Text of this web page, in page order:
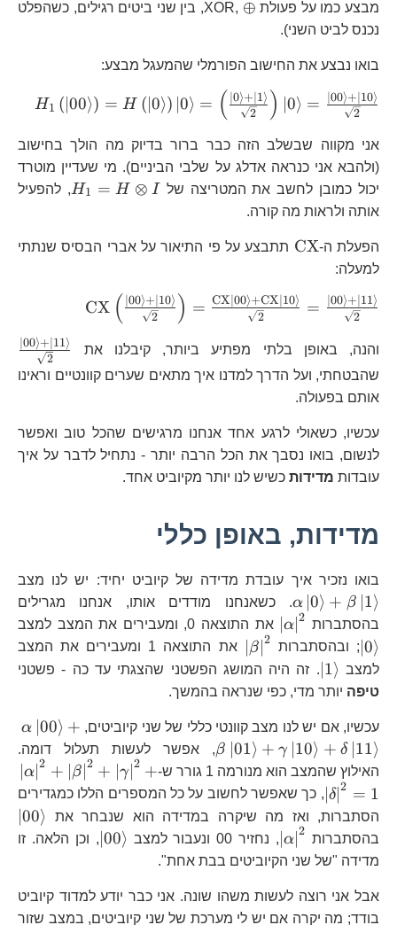
מבצע כמו על פעולת XOR, \oplus ⊕
, בין שני ביטים רגילים, כשהפלט
נכנס לביט השני).
בואו נבצע את החישוב הפורמלי שהמעגל מבצע:
H1 ( ∣00⟩) = H ( 0⟩) ∣0⟩ = ( 2
∣0⟩+∣1⟩ ) 0⟩ = 2
∣00⟩+∣10⟩
אני מקווה שבשלב הזה כבר ברור בדיוק מה הולך בחישוב
(ולהבא אני כנראה אדלג על שלבי הביניים). מי שעדיין מוטרד
יכול כמובן לחשב את המטריצה של
I
H1 = H ⊗ I
, להפעיל
אותה ולראות מה קורה.
הפעלת ה- \text{CX} CX תתבצע על פי התיאור על אברי הבסיס שנתתי
למעלה:
CX ( 2
00⟩+ 10⟩ ) = 2
CX ∣00⟩+CX 10⟩ = 2
00⟩+ 11⟩
והנה, באופן בלתי מפתיע ביותר, קיבלנו את
2
∣00⟩+ 11⟩
שהבטחתי, ועל הדרך למדנו איך מתאים שערים קוונטיים וראינו
אותם בפעולה.
עכשיו, כשאולי לרגע אחד אנחנו מרגישים שהכל טוב ואפשר
לנשום, בואו נסבך את הכל הרבה יותר - נתחיל לדבר על איך
עובדות מדידות כשיש לנו יותר מקיוביט אחד.
מדידות, באופן כללי
בואו נזכיר איך עובדת מדידה של קיוביט יחיד: יש לנו מצב
α ∣0⟩ + β 1⟩
. כשאנחנו מודדים אותו, אנחנו מגרילים
בהסתברות
\left|\alpha\right|^{2}
∣α ∣2 את התוצאה 0, ומעבירים את המצב למצב
∣0⟩ ; ובהסתברות\left|\beta\right|^{2}
β 2
את התוצאה 1 ומעבירים את המצב
למצב
\left|1\right\rangle 1⟩
. זה היה המושג הפשטני שהצגתי עד כה - פשטני
טיפה יותר מדי, כפי שנראה בהמשך.
עכשיו, אם יש לנו מצב קוונטי כללי של שני קיוביטים, α 00⟩ +
β 01⟩ + γ 10⟩ + δ 11⟩
, אפשר לעשות תעלול דומה.
האילוץ שהמצב הוא מנורמה 1 גורר ש-
∣α ∣2 + β ∣2 + γ 2 +
∣δ∣2 = 1
, כך שאפשר לחשוב על כל המספרים הללו כמגדירים
הסתברות, ואז מה שיקרה במדידה הוא שנבחר את
∣00⟩
בהסתברות \left|\alpha\right|^{2}
∣α ∣2 , נחזיר 00 ונעבור למצב 00⟩
, וכן הלאה. זו
מדידה "של שני הקיוביטים בבת אחת".
אבל אני רוצה לעשות משהו שונה. אני כבר יודע למדוד קיוביט
בודד; מה יקרה אם יש לי מערכת של שני קיוביטים, במצב שזור